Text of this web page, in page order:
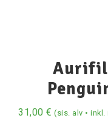
Aurifil
31,00 € (sis. alv • inkl.